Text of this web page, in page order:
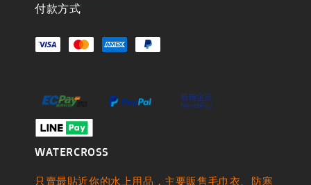
付款方式
WATERCROSS
只賣最貼近你的水上用品，主要販售毛巾衣、防寒